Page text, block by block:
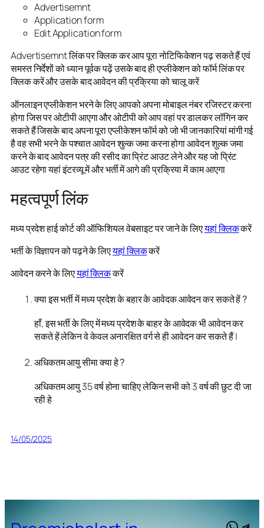
Advertisemnt
Application form
Edit Application form
Advertisemnt लिंक पर क्लिक कर आप पूरा नोटिफिकेशन पढ़ सकते हैं एवं
समस्त निर्देशों को ध्यान पूर्वक पढ़ें उसके बाद ही एप्लीकेशन को फॉर्म लिंक पर
क्लिक करें और उसके बाद आवेदन की प्रक्रिया को चालू करें
ऑनलाइन एप्लीकेशन भरने के लिए आपको अपना मोबाइल नंबर रजिस्टर करना
होगा जिस पर ओटीपी आएगा और ओटीपी को आप वहां पर डालकर लॉगिन कर
सकते हैं जिसके बाद अपना पूरा एप्लीकेशन फॉर्म को जो भी जानकारियां मांगी गई
है वह सभी भरने के पश्चात आवेदन शुल्क जमा करना होगा आवेदन शुल्क जमा
करने के बाद आवेदन पत्र की रसीद का प्रिंट आउट लेने और यह जो प्रिंट
आउट रहेगा यहां इंटरव्यू में और भर्ती में आगे की प्रक्रिया में काम आएगा
महत्वपूर्ण लिंक
मध्य प्रदेश हाई कोर्ट की ऑफिशियल वेबसाइट पर जाने के लिएयहां क्लिककरें
भर्ती के विज्ञापन को पढ़ने के लिएयहां क्लिककरें
आवेदन करने के लिएयहां क्लिककरें
क्या इस भर्ती में मध्य प्रदेश के बहार के आवेदक आवेदन कर सकते हें ?
हाँ, इस भर्ती के लिए में मध्य प्रदेश के बाहर के आवेदक भी आवेदन कर
सकते हें लेकिन वे केवल अनारक्षित वर्ग से ही आवेदन कर सकते हैं |
अधिकतम आयु सीमा क्या हे ?
अधिकतम आयु 35 वर्ष होना चाहिए लेकिन सभी को 3 वर्ष की छुट दी जा
रही हे
14/05/2025